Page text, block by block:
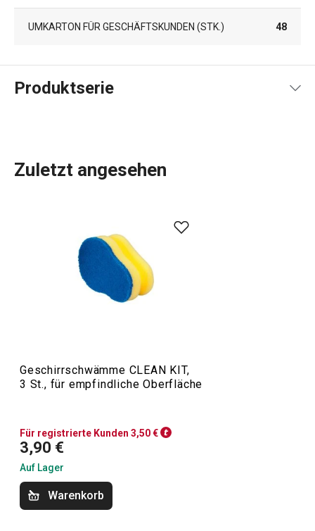
UMKARTON FÜR GESCHÄFTSKUNDEN (STK.) 48
Produktserie
, die Ihnen die Reinigung
erleichtern und für Ordnung sorgen. Zum Beispiel
Spülschwämme
Mikrofasertücher
Multifunktionswischer, Geschirrspülmittel,
Spülmittelspender, Schwammablagen sowie Müllbeutel,
Haushalt
Zuletzt angesehen
Geschirrschwämme CLEAN KIT,
3 St., für empfindliche Oberfläche
Für registrierte Kunden 3,50 €
3,90 €
Auf Lager
Warenkorb